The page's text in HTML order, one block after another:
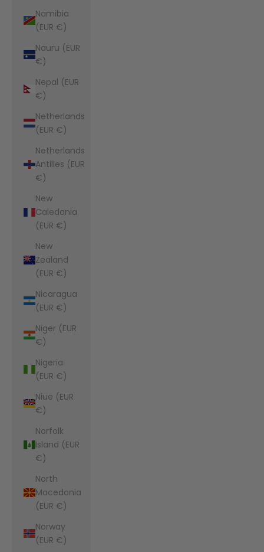
Namibia
(EUR €)
Nauru (EUR
€)
Nepal (EUR
€)
Netherlands
(EUR €)
Netherlands
Antilles (EUR
€)
New
Caledonia
(EUR €)
New
Zealand
(EUR €)
Nicaragua
(EUR €)
Niger (EUR
€)
Nigeria
(EUR €)
Niue (EUR
€)
Norfolk
Island (EUR
€)
North
Macedonia
(EUR €)
Norway
(EUR €)